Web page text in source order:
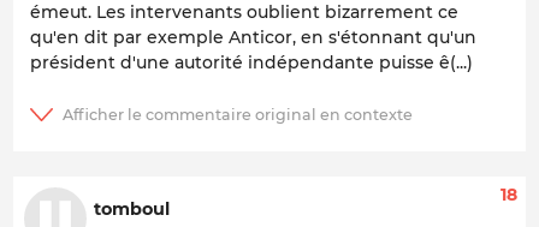
émeut. Les intervenants oublient bizarrement ce
qu'en dit par exemple Anticor, en s'étonnant qu'un
président d'une autorité indépendante puisse ê(...)
tomboul
18